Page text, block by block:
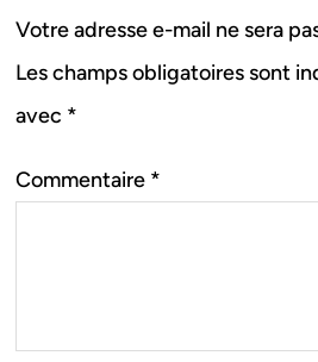
Votre adresse e-mail ne sera
Les champs obligatoires sont
avec *
Commentaire *